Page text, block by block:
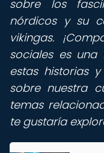
sobre los
nórdicos y su
vikingas.
sociales es
estas historias
sobre nuestra
temas
te gustaría